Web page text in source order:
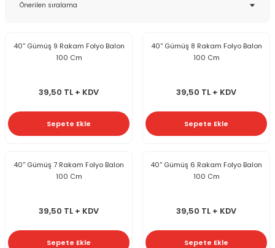
40'' Gümüş 9 Rakam Folyo Balon
100 Cm
39,50 TL + KDV
Sepete Ekle
40'' Gümüş 8 Rakam Folyo Balon
100 Cm
39,50 TL + KDV
Sepete Ekle
40'' Gümüş 7 Rakam Folyo Balon
100 Cm
39,50 TL + KDV
Sepete Ekle
40'' Gümüş 6 Rakam Folyo Balon
100 Cm
39,50 TL + KDV
Sepete Ekle